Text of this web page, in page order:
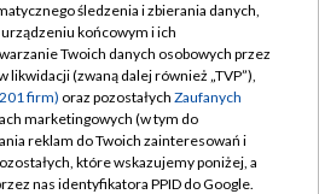
TVP
TVP
prywatności
Moje zgody
Pomoc
śledzenia i zbierania danych,
końcowym i ich
Twoich danych osobowych przez
likwidacji (zwaną dalej również „TVP”),
firm) oraz pozostałych Zaufanych
marketingowych (w tym do
reklam do Twoich zainteresowań i
które wskazujemy poniżej, a
nas identyfikatora PPID do Google.